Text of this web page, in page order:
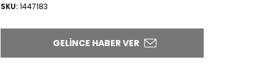
SKU: 1447183
GELINCE HABER VER